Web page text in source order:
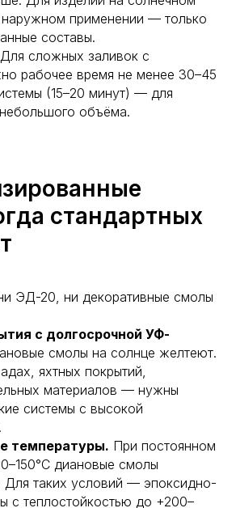
применении — только
составы.
Для сложных заливок с
рабочее время не менее 30–45
(15–20 минут) — для
объёма.
стандартных
ЭД-20, ни декоративные смолы
с долгосрочной УФ-
смолы на солнце желтеют.
яхтных покрытий,
материалов — нужны
системы с высокой
температуры. При постоянном
диановые смолы
Для таких условий — эпоксидно-
с теплостойкостью до +200–